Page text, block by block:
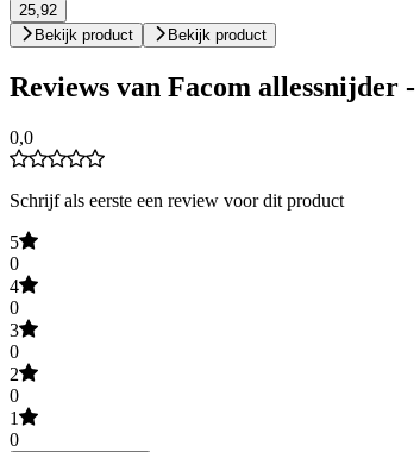
25,92
Bekijk product
Bekijk product
Reviews van Facom allessnijder
0,0
Schrijf als eerste een review voor dit product
5
0
4
0
3
0
2
0
1
0